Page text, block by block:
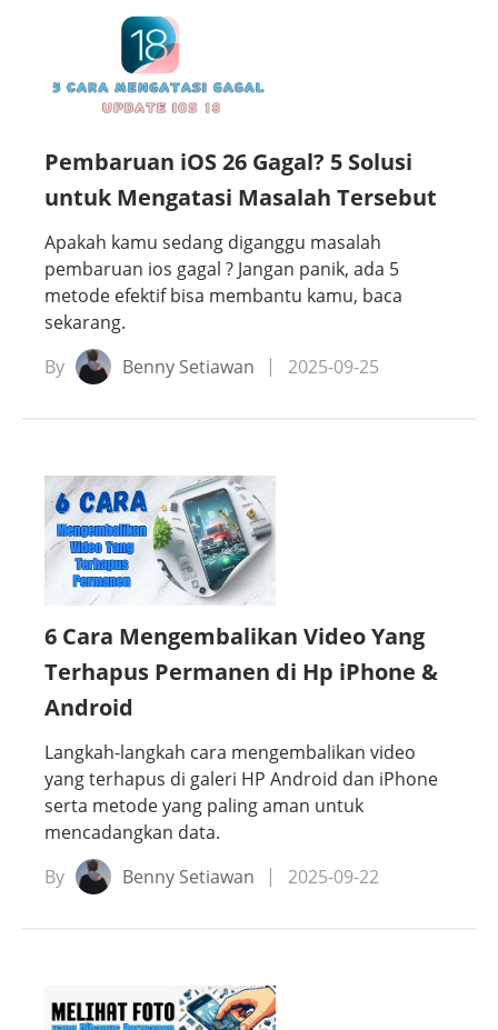
Pembaruan iOS 26 Gagal? 5 Solusi
untuk Mengatasi Masalah Tersebut
Apakah kamu sedang diganggu masalah
pembaruan ios gagal ? Jangan panik, ada 5
metode efektif bisa membantu kamu, baca
sekarang.
By
Benny Setiawan 2025-09-25
6 Cara Mengembalikan Video Yang
Terhapus Permanen di Hp iPhone &
Android
Langkah-langkah cara mengembalikan video
yang terhapus di galeri HP Android dan iPhone
serta metode yang paling aman untuk
mencadangkan data.
By
Benny Setiawan 2025-09-22